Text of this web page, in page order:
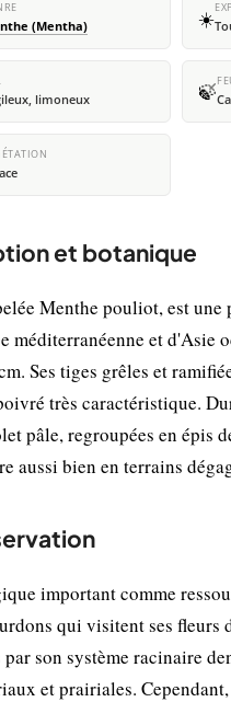
(Mentha) ☀️
limoneux 🍃
et botanique
Menthe pouliot, est
méditerranéenne et d'Asie
Ses tiges grêles et
très caractéristique.
pâle, regroupées en épis
aussi bien en terrains
important comme
qui visitent ses fleurs
son système racinaire
et prairiales.